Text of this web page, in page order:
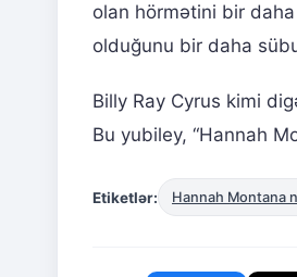
olan hörmətini bir
olduğunu bir daha
Billy Ray Cyrus kimi
Bu yubiley, “Hannah
Etiketlər: Hannah Montana